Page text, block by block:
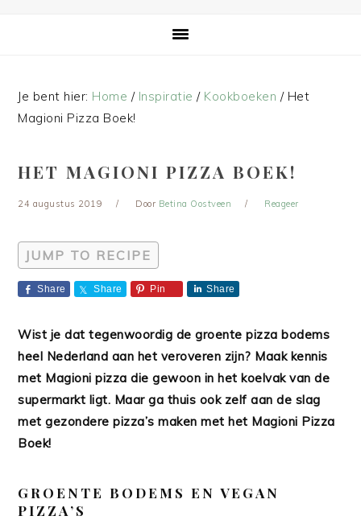
Je bent hier: Home / Inspiratie / Kookboeken /Het
Magioni Pizza Boek!
HET MAGIONI PIZZA BOEK!
24 augustus 2019 Door Betina Oostveen Reageer
JUMP TO RECIPE
Share Share Pin Share
Wist je dat tegenwoordig de groente pizza bodems
heel Nederland aan het veroveren zijn? Maak kennis
met Magioni pizza die gewoon in het koelvak van de
supermarkt ligt. Maar ga thuis ook zelf aan de slag
met gezondere pizza’s maken met het Magioni Pizza
Boek!
GROENTE BODEMS EN VEGAN
PIZZA’S